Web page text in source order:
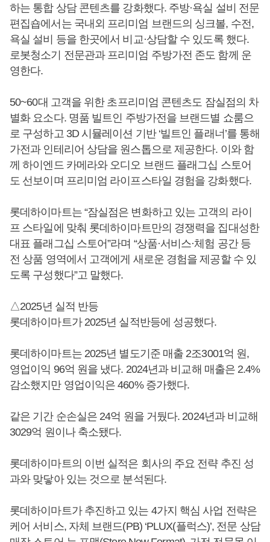
하는 통합 상담 콘텐츠를 강화했다. 주방·욕실 설비 전문
편집숍에서는 국내외 프리미엄 브랜드의 싱크볼, 수전,
욕실 설비 등을 한곳에서 비교·상담할 수 있도록 했다.
로봇청소기 전문관과 프리미엄 주방가전 존도 함께 운
영한다.
50~60대 고객을 위한 초프리미엄 콘텐츠도 잠실점의 차
별화 요소다. 명품 빌트인 주방가전을 브랜드별 쇼룸으
로 구성하고 3D 시뮬레이션 기반 ‘빌트인 플래너’를 통해
가전과 인테리어 상담을 원스톱으로 제공한다. 이와 함
께 하이엔드 카메라와 오디오 브랜드 플래그십 스토어
도 선보이며 프리미엄 라이프스타일 경험을 강화했다.
롯데하이마트는 “잠실점은 변화하고 있는 고객의 라이
프 스타일에 맞춰 롯데하이마트만의 경쟁력을 집대성한
대표 플래그십 스토어”라며 “상품·서비스·체험 공간 등
전 상품 영역에서 고객에게 새로운 경험을 제공할 수 있
도록 구성했다”고 말했다.
△2025년 실적 반등
롯데하이마트가 2025년 실적반등에 성공했다.
롯데하이마트는 2025년 별도기준 매출 2조3001억 원,
영업이익 96억 원을 냈다. 2024년과 비교해 매출은 2.4%
감소했지만 영업이익은 460% 증가했다.
같은 기간 순손실은 24억 원을 거뒀다. 2024년과 비교해
3029억 원이나 축소됐다.
롯데하이마트의 이번 실적은 회사의 주요 전략 추진 성
과와 맞닿아 있는 것으로 분석된다.
롯데하이마트가 추진하고 있는 4가지 핵심 사업 전략은
케어 서비스, 자체 브랜드(PB) ‘PLUX(플럭스)’, 전문 상담